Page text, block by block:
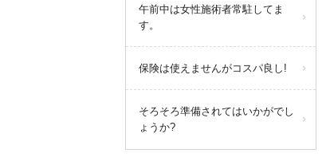
午前中は女性施術者常駐してま
す。
保険は使えませんがコスパ良し!
そろそろ準備されてはいかがでし
ょうか?